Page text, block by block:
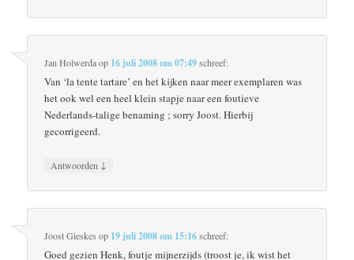
Jan Holwerdaop 16 juli 2008 om 07:49schreef:
Van ‘la tente tartare’ en het kijken naar meer exemplaren was
het ook wel een heel klein stapje naar een foutieve
Nederlands-talige benaming ; sorry Joost. Hierbij
gecorrigeerd.
Antwoorden ↓
Joost Gieskes op 19 juli 2008 om 15:16schreef:
Goed gezien Henk, foutje mijnerzijds (troost je, ik wist het